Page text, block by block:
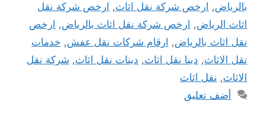
بالرياض, ارخص شركة نقل اثاث, ارخص شركة نقل
اثاث الرياض, ارخص شركة نقل اثاث بالرياض, ارخص
نقل اثاث بالرياض, ارقام شركات نقل عفش, خدمات
نقل الاثاث, دينا نقل اثاث, دينات نقل اثاث, شركة نقل
الاثاث, نقل اثاث
أضف تعليق